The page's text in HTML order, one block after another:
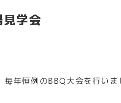
学会
毎年恒例のBBQ大会を行い